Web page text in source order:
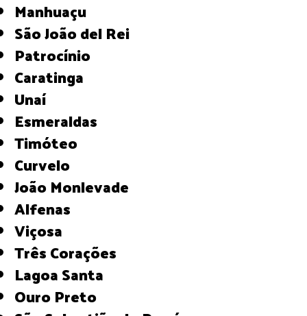
Manhuaçu
São João del Rei
Patrocínio
Caratinga
Unaí
Esmeraldas
Timóteo
Curvelo
João Monlevade
Alfenas
Viçosa
Três Corações
Lagoa Santa
Ouro Preto